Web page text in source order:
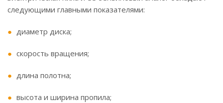
следующими главными показателями:
диаметр диска;
скорость вращения;
длина полотна;
высота и ширина пропила;